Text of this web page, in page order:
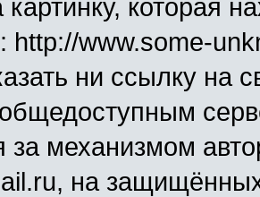
картинку, которая
http://www.some-
ни ссылку на
за механизмом
на